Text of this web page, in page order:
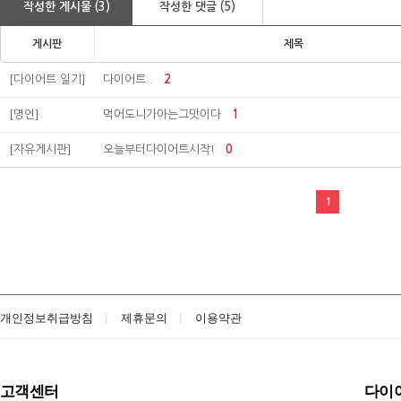
작성한 게시물 (3) 작성한 댓글 (5)
게시판 제목
[다이어트 일기] 다이어트.. 2
[명언] 먹어도니가아는그맛이다 1
[자유게시판] 오늘부터다이어트시작! 0
1
개인정보취급방침 제휴문의 이용약관
고객센터 다이